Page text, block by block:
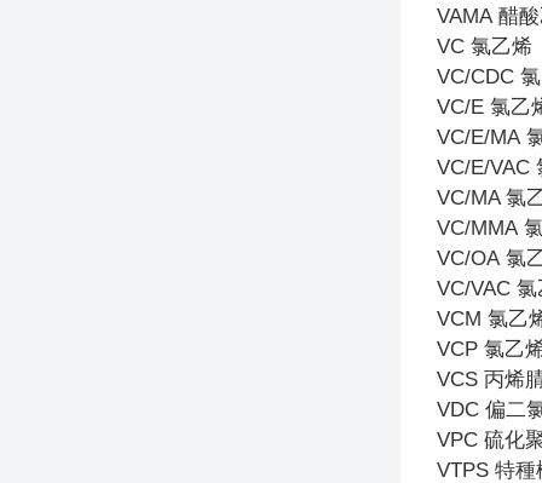
VAMA 醋
VC 氯乙烯
VC/CDC
VC/E 氯乙
VC/E/MA
VC/E/VAC
VC/MA氯
VC/MMA
VC/OA 氯
VC/VAC 氯
VCM 氯乙
VCP 氯乙
VCS 丙烯
VDC 偏二
VPC 硫化
VTPS 特種